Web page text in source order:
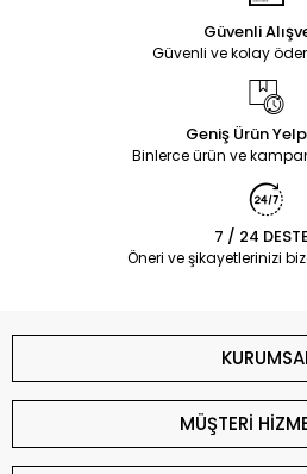
Güvenli
Güvenli ve kolay
Geniş Ürün
Binlerce ürün ve
7 / 24
Öneri ve şikayetlerinizi
MÜŞTERİ